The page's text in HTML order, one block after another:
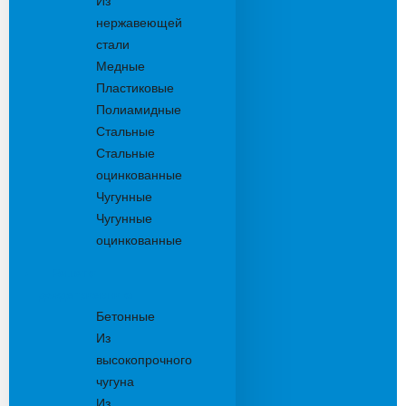
нержавеющей
стали
Медные
Пластиковые
Полиамидные
Стальные
Стальные
оцинкованные
Чугунные
Чугунные
оцинкованные
Бетонные
Из
высокопрочного
чугуна